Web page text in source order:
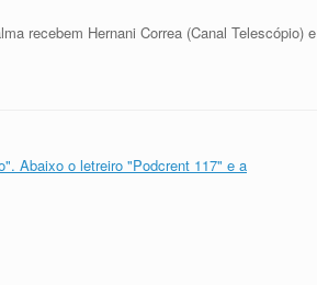
recebem Hernani Correa (Canal Telescópio) e